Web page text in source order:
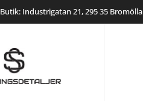
Butik: Industrigatan 21, 295 35 Bromölla